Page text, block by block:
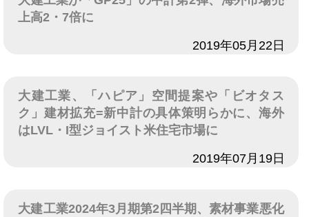
上高2・7倍に
2019年05月22日
大建工業、「ハピア」空間提案や「ビオタス
ク」建材拡充=新中計の具体策明らかに、海外
はLVL・I型ジョイスト米住宅市場に
2019年07月19日
大建工業2024年3月期第2四半期、素材事業悪化